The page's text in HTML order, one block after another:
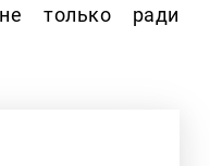
только ради